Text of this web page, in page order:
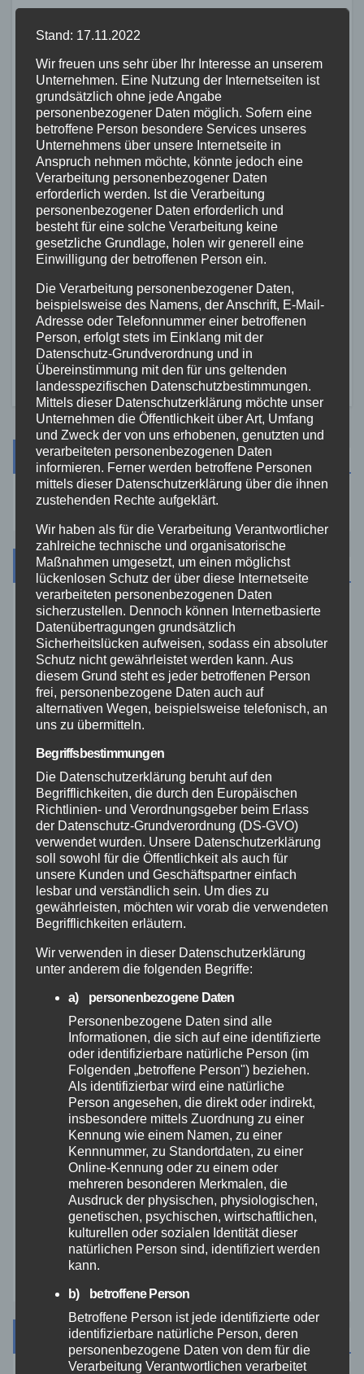
MAYEN-KOBLENZ POLIZEI
Rollerfahrer flüchten vor
Polizeikontrolle – 16-Jähriger
nach Verfolgung gestoppt
3. AUG. 2026
ALTENKIRCHEN FEUERWEHR POLIZEI
RETTUNGSDIENST
Rauchentwicklung hinter
leerstehendem Gebäude
sorgt für Feuerwehreinsatz
2. AUG. 2026
Suche
Kategorien
Aktuelles
Allgemein
Altenkirchen
Bundespolizei
Feuerwehr
Hilfsorganisationen
Mayen-Koblenz
Neuwied
Polizei
Rettungsdienst
Rhein-Lahn
Veranstaltungen
Westerwald
Archiv
Stand: 17.11.2022
Wir freuen uns sehr über Ihr Interesse an unserem
Unternehmen. Eine Nutzung der Internetseiten ist
grundsätzlich ohne jede Angabe
personenbezogener Daten möglich. Sofern eine
betroffene Person besondere Services unseres
Unternehmens über unsere Internetseite in
Anspruch nehmen möchte, könnte jedoch eine
Verarbeitung personenbezogener Daten
erforderlich werden. Ist die Verarbeitung
personenbezogener Daten erforderlich und
besteht für eine solche Verarbeitung keine
gesetzliche Grundlage, holen wir generell eine
Einwilligung der betroffenen Person ein.
Die Verarbeitung personenbezogener Daten,
beispielsweise des Namens, der Anschrift, E-Mail-
Adresse oder Telefonnummer einer betroffenen
Person, erfolgt stets im Einklang mit der
Datenschutz-Grundverordnung und in
Übereinstimmung mit den für uns geltenden
landesspezifischen Datenschutzbestimmungen.
Mittels dieser Datenschutzerklärung möchte unser
Unternehmen die Öffentlichkeit über Art, Umfang
und Zweck der von uns erhobenen, genutzten und
verarbeiteten personenbezogenen Daten
informieren. Ferner werden betroffene Personen
mittels dieser Datenschutzerklärung über die ihnen
zustehenden Rechte aufgeklärt.
Wir haben als für die Verarbeitung Verantwortlicher
zahlreiche technische und organisatorische
Maßnahmen umgesetzt, um einen möglichst
lückenlosen Schutz der über diese Internetseite
verarbeiteten personenbezogenen Daten
sicherzustellen. Dennoch können Internetbasierte
Datenübertragungen grundsätzlich
Sicherheitslücken aufweisen, sodass ein absoluter
Schutz nicht gewährleistet werden kann. Aus
diesem Grund steht es jeder betroffenen Person
frei, personenbezogene Daten auch auf
alternativen Wegen, beispielsweise telefonisch, an
uns zu übermitteln.
Begriffsbestimmungen
Die Datenschutzerklärung beruht auf den
Begrifflichkeiten, die durch den Europäischen
Richtlinien- und Verordnungsgeber beim Erlass
der Datenschutz-Grundverordnung (DS-GVO)
verwendet wurden. Unsere Datenschutzerklärung
soll sowohl für die Öffentlichkeit als auch für
unsere Kunden und Geschäftspartner einfach
lesbar und verständlich sein. Um dies zu
gewährleisten, möchten wir vorab die verwendeten
Begrifflichkeiten erläutern.
Wir verwenden in dieser Datenschutzerklärung
unter anderem die folgenden Begriffe:
a) personenbezogene Daten
Personenbezogene Daten sind alle
Informationen, die sich auf eine identifizierte
oder identifizierbare natürliche Person (im
Folgenden „betroffene Person") beziehen.
Als identifizierbar wird eine natürliche
Person angesehen, die direkt oder indirekt,
insbesondere mittels Zuordnung zu einer
Kennung wie einem Namen, zu einer
Kennnummer, zu Standortdaten, zu einer
Online-Kennung oder zu einem oder
mehreren besonderen Merkmalen, die
Ausdruck der physischen, physiologischen,
genetischen, psychischen, wirtschaftlichen,
kulturellen oder sozialen Identität dieser
natürlichen Person sind, identifiziert werden
kann.
b) betroffene Person
Betroffene Person ist jede identifizierte oder
identifizierbare natürliche Person, deren
personenbezogene Daten von dem für die
Verarbeitung Verantwortlichen verarbeitet